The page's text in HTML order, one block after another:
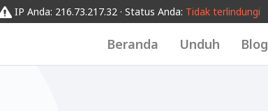
IP Anda: 216.73.217.32 · Status Anda: Tidak terlindungi
Beranda Unduh Blog